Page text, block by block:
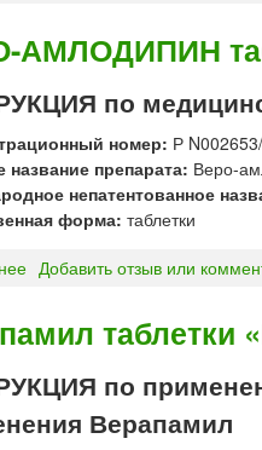
А
И
т
а
б
л
и
«
О
з
о
И
Д
О
Х
Л
О
Р
И
т
а
АМЛОДИПИН
по
номер: Р
название препарата: Веро-
непатентованное
форма: таблетки
Р
-
А
Добавить отзыв или
таблетки
по
Верапамил